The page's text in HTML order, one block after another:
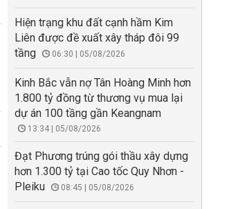
Hiện trạng khu đất cạnh hầm Kim
Liên được đề xuất xây tháp đôi 99
tầng
06:30 | 05/08/2026
Kinh Bắc vẫn nợ Tân Hoàng Minh hơn
1.800 tỷ đồng từ thương vụ mua lại
dự án 100 tầng gần Keangnam
13:34 | 05/08/2026
Đạt Phương trúng gói thầu xây dựng
hơn 1.300 tỷ tại Cao tốc Quy Nhơn -
Pleiku
08:45 | 05/08/2026